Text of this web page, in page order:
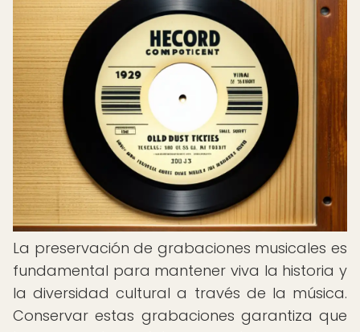
La preservación de grabaciones musicales es
fundamental para mantener viva la historia y
la diversidad cultural a través de la música.
Conservar estas grabaciones garantiza que